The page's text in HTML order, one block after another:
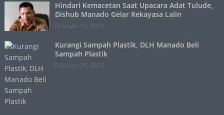
Hindari Kemacetan Saat Upacara Adat Tulude,
Dishub Manado Gelar Rekayasa Lalin
Februari 13, 2019
Kurangi Sampah Plastik, DLH Manado Beli
Sampah Plastik
Februari 26, 2019